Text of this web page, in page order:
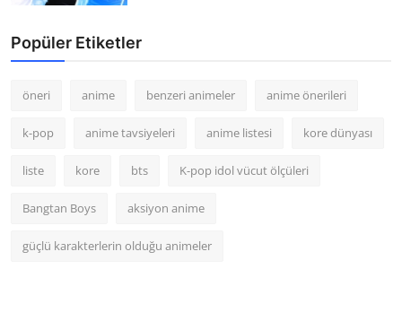
Popüler Etiketler
öneri anime benzeri animeler anime önerileri
k-pop anime tavsiyeleri anime listesi kore dünyası
liste kore bts K-pop idol vücut ölçüleri
Bangtan Boys aksiyon anime
güçlü karakterlerin olduğu animeler